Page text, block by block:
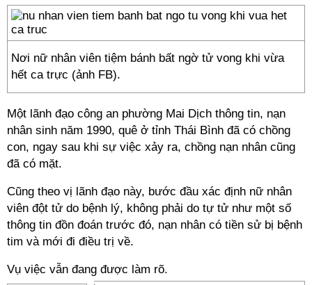
Nơi nữ nhân viên tiệm bánh bất ngờ tử vong khi vừa
hết ca trực (ảnh FB).
Một lãnh đạo công an phường Mai Dịch thông tin, nạn
nhân sinh năm 1990, quê ở tỉnh Thái Bình đã có chồng
con, ngay sau khi sự việc xảy ra, chồng nạn nhân cũng
đã có mặt.
Cũng theo vị lãnh đạo này, bước đầu xác định nữ nhân
viên đột tử do bệnh lý, không phải do tự tử như một số
thông tin đồn đoán trước đó, nạn nhân có tiền sử bị bệnh
tim và mới đi điều trị về.
Vụ việc vẫn đang được làm rõ.